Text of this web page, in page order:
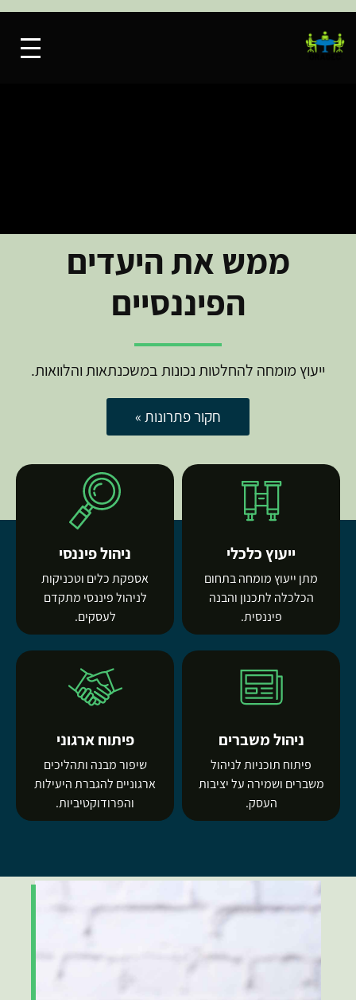
ממש את היעדים
הפיננסיים
ייעוץ מומחה להחלטות נכונות במשכנתאות והלוואות.
חקור פתרונות »
ייעוץ כלכלי
מתן ייעוץ מומחה בתחום
הכלכלה לתכנון והבנה
פיננסית.
ניהול פיננסי
אספקת כלים וטכניקות
לניהול פיננסי מתקדם
לעסקים.
ניהול משברים
פיתוח תוכניות לניהול
משברים ושמירה על יציבות
העסק.
פיתוח ארגוני
שיפור מבנה ותהליכים
ארגוניים להגברת היעילות
והפרודוקטיביות.